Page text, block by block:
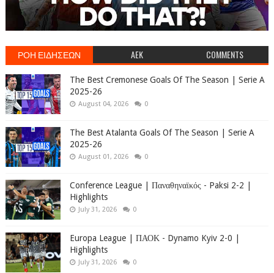
ΡΟΗ ΕΙΔΗΣΕΩΝ AEK COMMENTS
The Best Cremonese Goals Of The Season | Serie A
2025-26
August 04, 2026 0
The Best Atalanta Goals Of The Season | Serie A
2025-26
August 01, 2026 0
Conference League | Παναθηναϊκός - Paksi 2-2 |
Highlights
July 31, 2026 0
Europa League | ΠΑΟΚ - Dynamo Kyiv 2-0 |
Highlights
July 31, 2026 0